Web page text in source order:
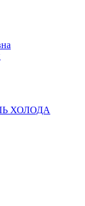
ХОЛОДА